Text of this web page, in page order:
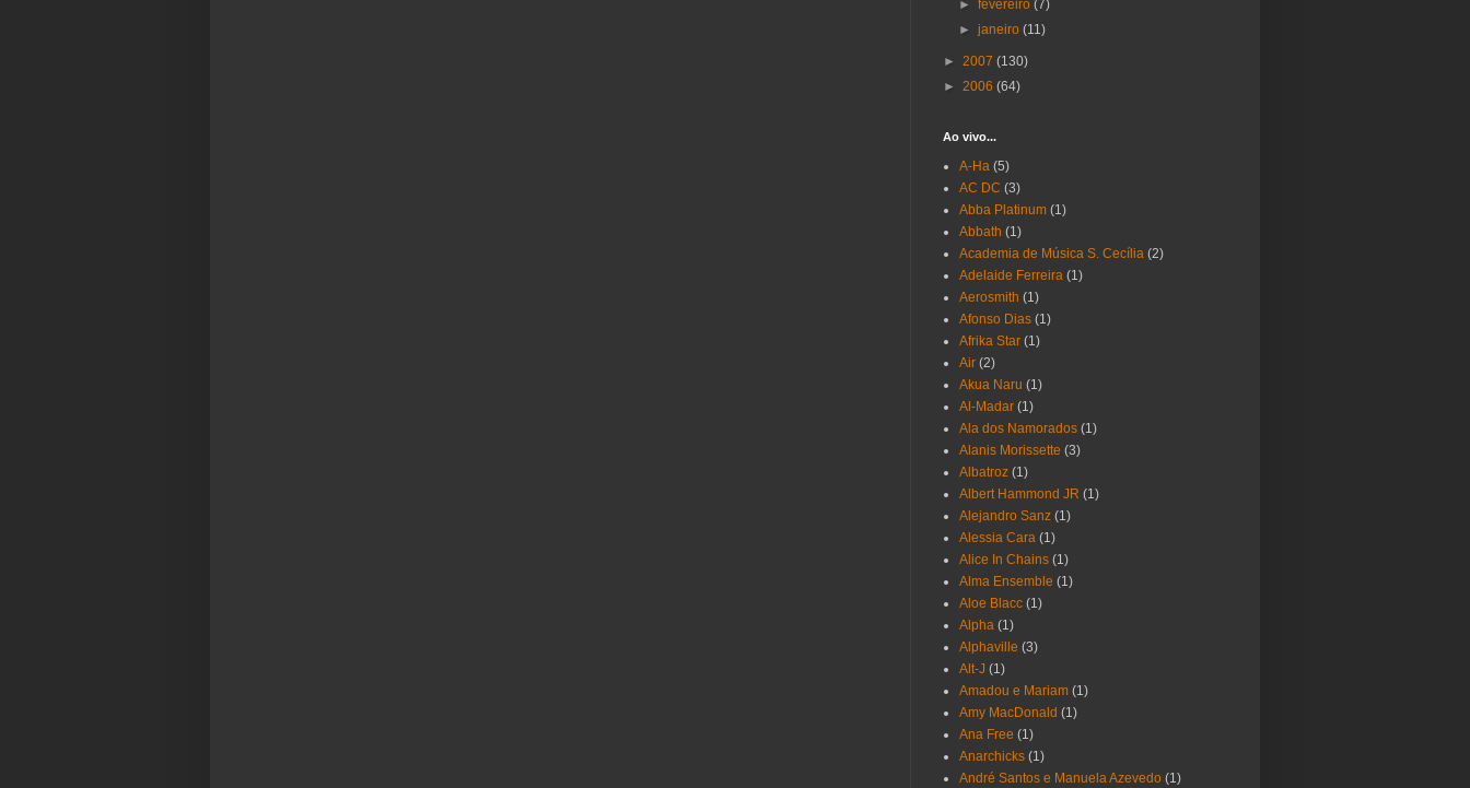
►fevereiro(7)
►janeiro(11)
► 2007 (130)
► 2006 (64)
Ao vivo...
A-Ha (5)
AC DC (3)
Abba Platinum (1)
Abbath (1)
Academia de Música S. Cecília (2)
Adelaide Ferreira (1)
Aerosmith (1)
Afonso Dias (1)
Afrika Star (1)
Air (2)
Akua Naru (1)
Al-Madar (1)
Ala dos Namorados (1)
Alanis Morissette (3)
Albatroz (1)
Albert Hammond JR (1)
Alejandro Sanz (1)
Alessia Cara (1)
Alice In Chains (1)
Alma Ensemble (1)
Aloe Blacc (1)
Alpha (1)
Alphaville (3)
Alt-J (1)
Amadou e Mariam (1)
Amy MacDonald (1)
Ana Free (1)
Anarchicks (1)
André Santos e Manuela Azevedo (1)